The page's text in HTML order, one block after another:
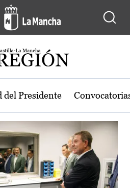
región de Castilla-
del Presidente